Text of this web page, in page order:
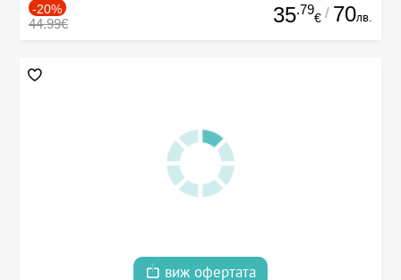
-20%
44.99€ 35.79
€ / 70лв.
виж офертата